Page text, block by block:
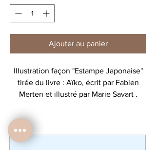
Ajouter au panier
Illustration façon "Estampe Japonaise"
tirée du livre : Aïko, écrit par Fabien
Merten et illustré par Marie Savart .
avec la citation : Vite c'est lentement
Vous pouvez, si vous le souhaitez